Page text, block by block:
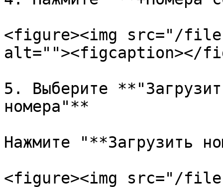
<figure><img src="/files/
alt=""><figcaption></
5. Выберите
номера"**
Нажмите "**Загрузить
<figure><img src="/